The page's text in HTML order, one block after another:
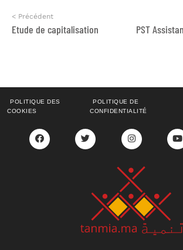
< Précédent
Etude de capitalisation
POLITIQUE DES
COOKIES
POLITIQUE DE
CONFIDENTIALITÉ